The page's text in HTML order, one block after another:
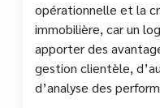
opérationnelle et la
immobilière, car un
apporter des
gestion clientèle,
d’analyse des